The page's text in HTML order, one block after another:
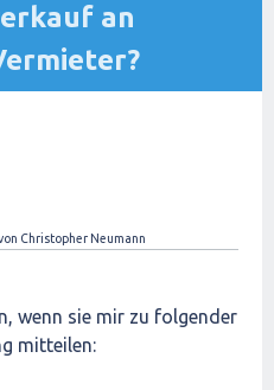
an
Christopher Neumann
wenn sie mir zu folgender
mitteilen: